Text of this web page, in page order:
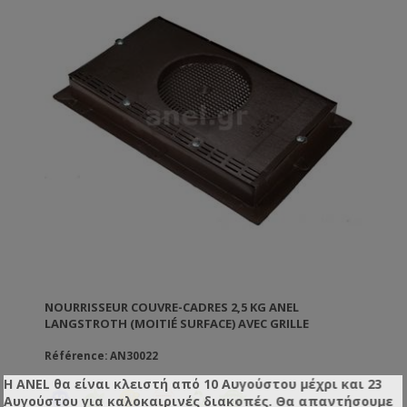
Avec des bouches de ventilation qui laissent sortir
Très robuste et durable. N'a pas besoin d'entretien.
NOURRISSEUR COUVRE-CADRES 2,5 KG ANEL
LANGSTROTH (MOITIÉ SURFACE) AVEC GRILLE
Référence: AN30022
Η ANEL θα είναι κλειστή από 10 Αυγούστου μέχρι και 23
Αυγούστου για καλοκαιρινές διακοπές. Θα απαντήσουμε